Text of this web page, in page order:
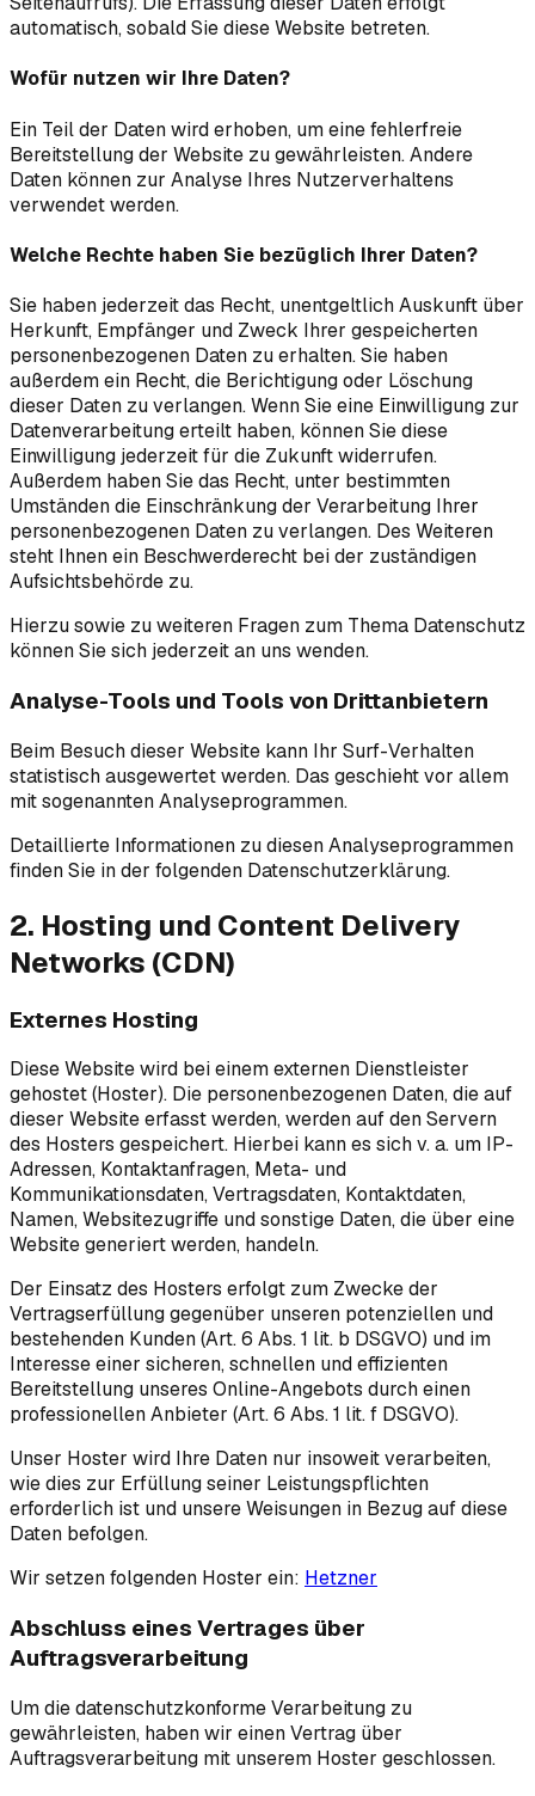
automatisch, sobald Sie diese Website betreten.
Wofür nutzen wir Ihre Daten?
Ein Teil der Daten wird erhoben, um eine fehlerfreie
Bereitstellung der Website zu gewährleisten. Andere
Daten können zur Analyse Ihres Nutzerverhaltens
verwendet werden.
Welche Rechte haben Sie bezüglich Ihrer Daten?
Sie haben jederzeit das Recht, unentgeltlich Auskunft über
Herkunft, Empfänger und Zweck Ihrer gespeicherten
personenbezogenen Daten zu erhalten. Sie haben
außerdem ein Recht, die Berichtigung oder Löschung
dieser Daten zu verlangen. Wenn Sie eine Einwilligung zur
Datenverarbeitung erteilt haben, können Sie diese
Einwilligung jederzeit für die Zukunft widerrufen.
Außerdem haben Sie das Recht, unter bestimmten
Umständen die Einschränkung der Verarbeitung Ihrer
personenbezogenen Daten zu verlangen. Des Weiteren
steht Ihnen ein Beschwerderecht bei der zuständigen
Aufsichtsbehörde zu.
Hierzu sowie zu weiteren Fragen zum Thema Datenschutz
können Sie sich jederzeit an uns wenden.
Analyse-Tools und Tools von Drittanbietern
Beim Besuch dieser Website kann Ihr Surf-Verhalten
statistisch ausgewertet werden. Das geschieht vor allem
mit sogenannten Analyseprogrammen.
Detaillierte Informationen zu diesen Analyseprogrammen
finden Sie in der folgenden Datenschutzerklärung.
2. Hosting und Content Delivery
Networks (CDN)
Externes Hosting
Diese Website wird bei einem externen Dienstleister
gehostet (Hoster). Die personenbezogenen Daten, die auf
dieser Website erfasst werden, werden auf den Servern
des Hosters gespeichert. Hierbei kann es sich v. a. um IP-
Adressen, Kontaktanfragen, Meta- und
Kommunikationsdaten, Vertragsdaten, Kontaktdaten,
Namen, Websitezugriffe und sonstige Daten, die über eine
Website generiert werden, handeln.
Der Einsatz des Hosters erfolgt zum Zwecke der
Vertragserfüllung gegenüber unseren potenziellen und
bestehenden Kunden (Art. 6 Abs. 1 lit. b DSGVO) und im
Interesse einer sicheren, schnellen und effizienten
Bereitstellung unseres Online-Angebots durch einen
professionellen Anbieter (Art. 6 Abs. 1 lit. f DSGVO).
Unser Hoster wird Ihre Daten nur insoweit verarbeiten,
wie dies zur Erfüllung seiner Leistungspflichten
erforderlich ist und unsere Weisungen in Bezug auf diese
Daten befolgen.
Wir setzen folgenden Hoster ein: Hetzner
Abschluss eines Vertrages über
Auftragsverarbeitung
Um die datenschutzkonforme Verarbeitung zu
gewährleisten, haben wir einen Vertrag über
Auftragsverarbeitung mit unserem Hoster geschlossen.